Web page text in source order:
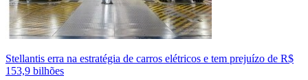
Stellantis erra na estratégia de carros elétricos e tem prejuízo de R$
153,9 bilhões